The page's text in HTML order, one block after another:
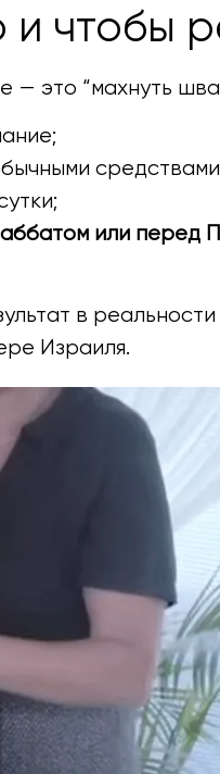
чтобы
— это “махнуть
или перед
в
Израиля.